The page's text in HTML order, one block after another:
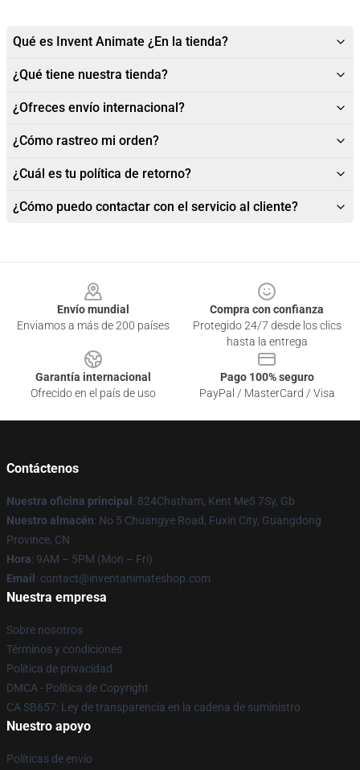
Qué es Invent Animate ¿En la tienda?
¿Qué tiene nuestra tienda?
¿Ofreces envío internacional?
¿Cómo rastreo mi orden?
¿Cuál es tu política de retorno?
¿Cómo puedo contactar con el servicio al cliente?
Envío mundial
Enviamos a más de 200 países
Compra con confianza
Protegido 24/7 desde los clics
hasta la entrega
Garantía internacional
Ofrecido en el país de uso
Pago 100% seguro
PayPal / MasterCard / Visa
Contáctenos
Nuestra oficina principal : 824Chatham, Kent Me5 7Sy, Gb
Nuestro almacén: No 5 Chuangye Road, Fuxin City, Guangdong
Province, CN
Hora: 9AM – 5PM (Mon – Fri)
Email : contact@inventanimateshop.com
Nuestra empresa
Sobre nosotros
Términos y condiciones
Política de privacidad
DMCA - Política de Copyright
CA SB657: Ley de transparencia en la cadena de suministro
Nuestro apoyo
Políticas de envío